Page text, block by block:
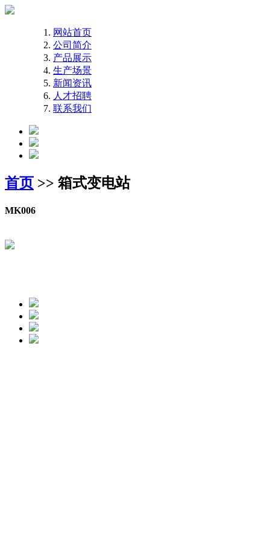
网站首页
公司简介
产品展示
生产场景
新闻资讯
人才招聘
联系我们
首页 >> 箱式变电站
MK006